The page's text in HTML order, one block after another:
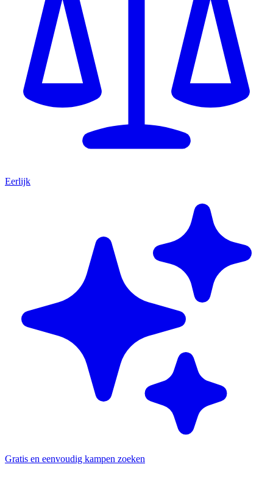
Eerlijk
Gratis en eenvoudig kampen zoeken